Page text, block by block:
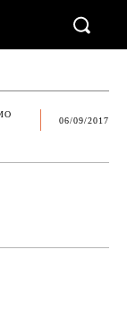
06/09/2017